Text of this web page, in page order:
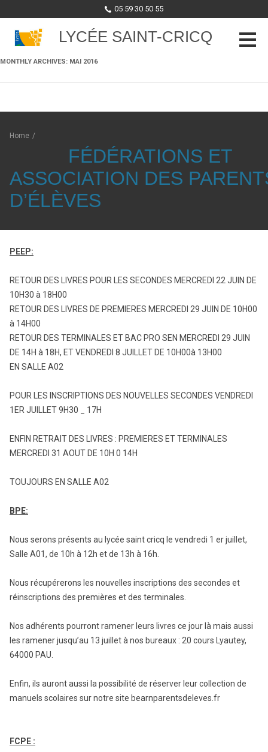
05 59 30 50 55
LYCÉE SAINT-CRICQ
MONTHLY ARCHIVES: MAI 2016
Home /
FÉDÉRATIONS ET
ASSOCIATION DES
D’ÉLÈVES
PEEP:
RETOUR DES LIVRES POUR LES SECONDES MERCREDI 22 JUIN DE
10H30 à 18H00
RETOUR DES LIVRES DE PREMIERES MERCREDI 29 JUIN DE 10H00
à 14H00
RETOUR DES TERMINALES ET BAC PRO SEN MERCREDI 29 JUIN
DE 14H à 18H, ET VENDREDI 8 JUILLET DE 10H00à 13H00
EN SALLE A02
POUR LES INSCRIPTIONS DES NOUVELLES SECONDES VENDREDI
1ER JUILLET 9H30 _ 17H
ENFIN RETRAIT DES LIVRES : PREMIERES ET TERMINALES
MERCREDI 31 AOUT DE 10H 0 14H
TOUJOURS EN SALLE A02
BPE:
Nous serons présents au lycée saint cricq le vendredi 1 er juillet,
Salle A01, de 10h à 12h et de 13h à 16h.
Nous récupérerons les nouvelles inscriptions des secondes et
réinscriptions des premières et des terminales.
Nos adhérents pourront ramener leurs livres ce jour là mais aussi
les ramener jusqu’au 13 juillet à nos bureaux : 20 cours Lyautey,
64000 PAU.
Enfin, ils auront aussi la possibilité de réserver leur collection de
manuels scolaires sur notre site bearnparentsdeleves.fr
FCPE :